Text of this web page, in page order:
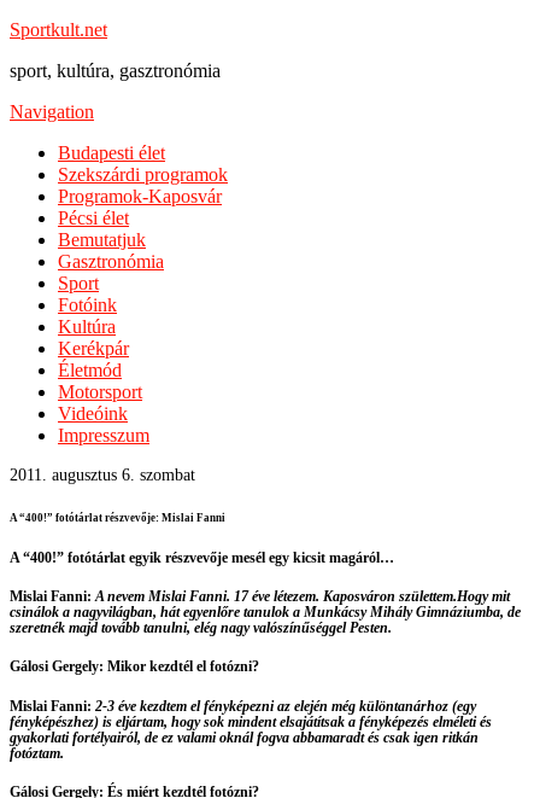
Sportkult.net
sport, kultúra, gasztronómia
Navigation
Budapesti élet
Szekszárdi programok
Programok-Kaposvár
Pécsi élet
Bemutatjuk
Gasztronómia
Sport
Fotóink
Kultúra
Kerékpár
Életmód
Motorsport
Videóink
Impresszum
2011. augusztus 6. szombat
A “400!” fotótárlat részvevője: Mislai Fanni
A “400!” fotótárlat egyik részvevője mesél egy kicsit magáról…
Mislai Fanni: A nevem Mislai Fanni. 17 éve létezem. Kaposváron születtem.Hogy mit
csinálok a nagyvilágban, hát egyenlőre tanulok a Munkácsy Mihály Gimnáziumba, de
szeretnék majd tovább tanulni, elég nagy valószínűséggel Pesten.
Gálosi Gergely: Mikor kezdtél el fotózni?
Mislai Fanni: 2-3 éve kezdtem el fényképezni az elején még különtanárhoz (egy
fényképészhez) is eljártam, hogy sok mindent elsajátítsak a fényképezés elméleti és
gyakorlati fortélyairól, de ez valami oknál fogva abbamaradt és csak igen ritkán
fotóztam.
Gálosi Gergely: És miért kezdtél fotózni?